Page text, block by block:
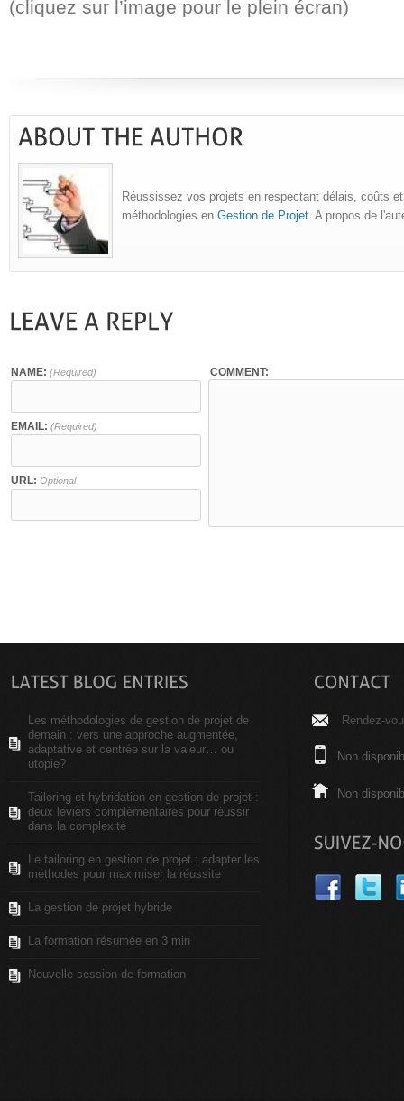
(cliquez sur l’image pour le plein écran)
Réussissez vos projets en respectant délais, coûts
méthodologies en Gestion de Projet. A propos de
NAME: (Required)
EMAIL: (Required)
URL: Optional
COMMENT:
Les méthodologies de gestion de projet de
demain : vers une approche augmentée,
adaptative et centrée sur la valeur… ou
utopie?
Tailoring et hybridation en gestion de projet :
deux leviers complémentaires pour réussir
dans la complexité
Le tailoring en gestion de projet : adapter les
méthodes pour maximiser la réussite
La gestion de projet hybride
La formation résumée en 3 min
Nouvelle session de formation
Rendez-
Non
Non